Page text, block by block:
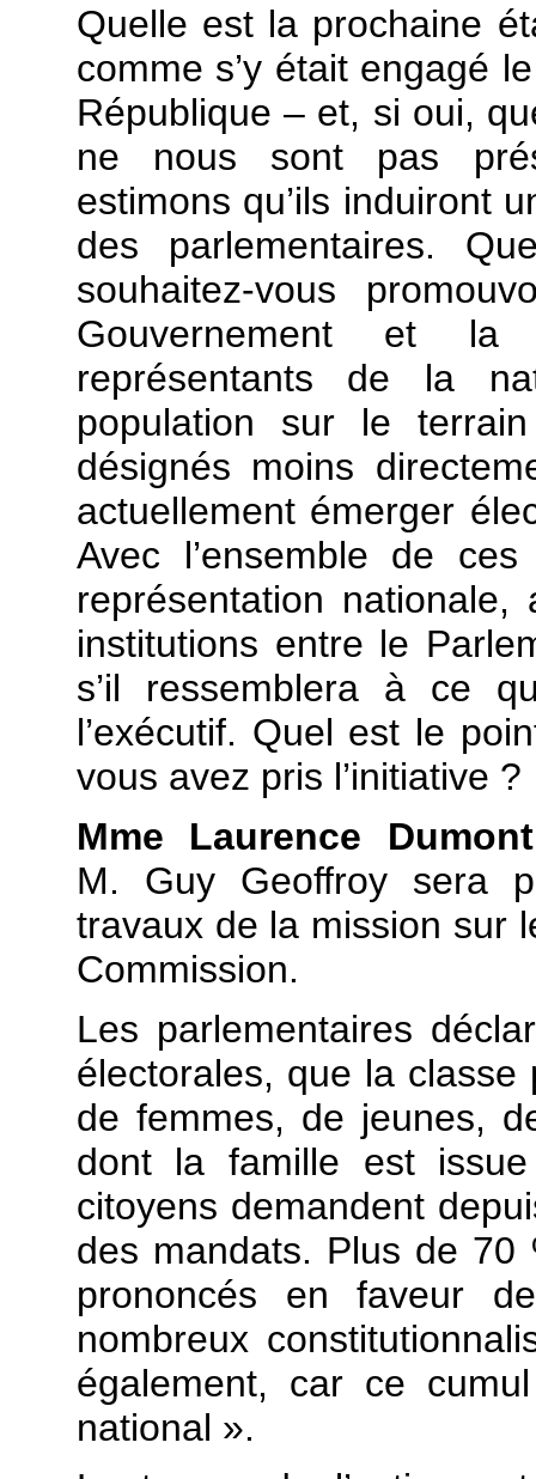
Quelle est la prochaine
comme s’y était engagé
République – et, si oui,
ne nous sont pas
estimons qu’ils induiront
des parlementaires.
souhaitez-vous
Gouvernement et
représentants de la
population sur le
désignés moins
actuellement émerger
Avec l’ensemble de
représentation
institutions entre le
s’il ressemblera à ce
l’exécutif. Quel est le
vous avez pris l’initiative ?
Mme Laurence
M. Guy Geoffroy sera
travaux de la mission sur
Commission.
Les parlementaires
électorales, que la
de femmes, de jeunes,
dont la famille est
citoyens demandent
des mandats. Plus de 70
prononcés en faveur
nombreux
également, car ce
national ».